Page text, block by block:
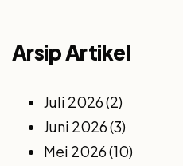
Arsip Artikel
Juli 2026(2)
Juni 2026(3)
Mei 2026(10)